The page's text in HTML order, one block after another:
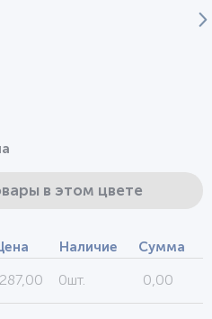
в этом цвете
Наличие Сумма
287,00 0шт. 0,00